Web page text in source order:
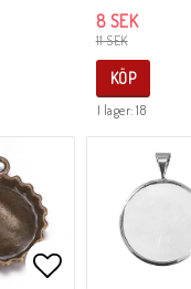
11 SEK
8 SEK
I lager: 18
KÖP